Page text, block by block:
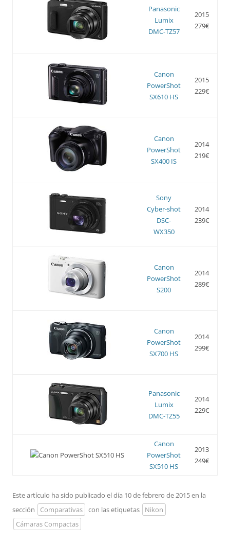
Panasonic
Lumix
DMC-TZ57
2015
279€
Canon
PowerShot
SX610 HS
2015
229€
Canon
PowerShot
SX400 IS
2014
219€
Sony
Cyber-shot
DSC-
WX350
2014
239€
Canon
PowerShot
S200
2014
289€
Canon
PowerShot
SX700 HS
2014
299€
Panasonic
Lumix
DMC-TZ55
2014
229€
Canon
PowerShot
SX510 HS
2013
249€
Este artículo ha sido publicado el día 10 de febrero de 2015 en la
sección
Comparativas con las etiquetas
Nikon
Cámaras Compactas